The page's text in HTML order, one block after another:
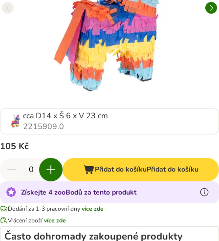
cca D14 x Š 6 x V 23 cm
2215909.0
105 Kč
Přidat do košíkuPřidat do košíku
Získejte 4 zooBodů za tento produkt
Dodání za 1-3 pracovní dnyvíce zde
Vrácení zbožívíce zde
Často dohromady zakoupené produkty